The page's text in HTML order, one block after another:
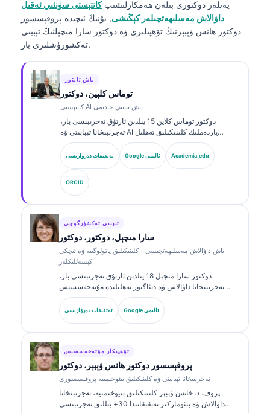
پەنلەر دوكتورى بىلەن ھەمكارلىشىپكانتېستى سۈنئىي ئەقىل
داۋالاش مەسلىھەتچىلەر كېڭىشى, بۇنىڭ ئىچىدە پروفېسسور
دوكتور ھانس ۋېبېرنىڭ تۆھپىلىرى ۋە دوكتور سارا مىچېلنىڭ تېببىي
تەكشۈرۈشلىرى بار.
باش ئاپتور
توماس كلېين، دوكتور
كانتېستى AI باش تېببىي خادىمى
دوكتور توماس كلاین 15 يىلدىن ئارتۇق تەجرىبىسى بار،
تەجرىبىخانا تېبابىتى ۋە AI ياردەملىك كلىنىكىلىق تەھلىل
ساھەسىدە مۇتەخەسسىس، تاختا تەرىپىدىن گۇۋاھنامە ئالغان
كلىنىكىلىق گېماتولوگ ۋە ئىچكى كېسەللىكلەر دوختۇرى.
Kantesti AI دا باش دوختۇر (Chief Medical Officer)
بولۇش سۈپىتى بىلەن، ئۇ خاس ئىگىدارچىلىقتىكى نېرۋا
تورىنىڭ داۋالاش توغرىلىقىغا كلىنىكىلىق نازارەت قىلىدۇ.
دوكتور كلاین بىئوماركىرنى ئىزاھلاش ۋە تەجرىبىخانا دىئاگنوزى
توغرىسىدا تەجرىبىخانا تېبابىتى ھەققىدە كۆپ قېتىم ماقالە
تەتقىقات دەرۋازىسى Google ئالىمى Academia.edu
ORCID
تېببىي تەكشۈرگۈچى
سارا مىچېل، دوكتور، دوكتور
باش داۋالاش مەسلىھەتچىسى - كلىنىكىلىق پاتولوگىيە ۋە ئىچكى
كېسەللىكلەر
دوكتور سارا مىچېل 18 يىلدىن ئارتۇق تەجرىبىسى بار،
تەجرىبىخانا داۋالاش ۋە دىئاگنوز تەھلىلىدە مۇتەخەسسىس
بولغان، ئىدارە تەستىقلىغان كلىنىكىلىق پاتولوگ. ئۇ كلىنىكىلىق
خىمىيە ساھەسىدە ئالاھىدە گۇۋاھنامىلەرگە ئىگە بولۇپ،
كلىنىكىلىق ئەمەلىيەتتە بىئوماركىر گۇرۇپپىلىرى ۋە تەجرىبىخانا
تەتقىقات دەرۋازىسى Google ئالىمى
تۆھپىكار مۇتەخەسسىس
پروفېسسور دوكتور ھانس ۋېبېر، دوكتور
تەجرىبىخانا تېبابىتى ۋە كلىنىكىلىق بىئوخىمىيە پروفېسسورى
پروف. د. خانس ۋېبېر كلىنىكىلىق بىيوخىمىيە، تەجرىبىخانا
داۋالاش ۋە بىئوماركىر تەتقىقاتىدا 30+ يىللىق تەجرىبىسى